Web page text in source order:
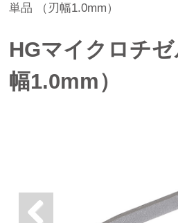
単品 （刃幅1.0mm）
HGマイクロチゼ
幅1.0mm）